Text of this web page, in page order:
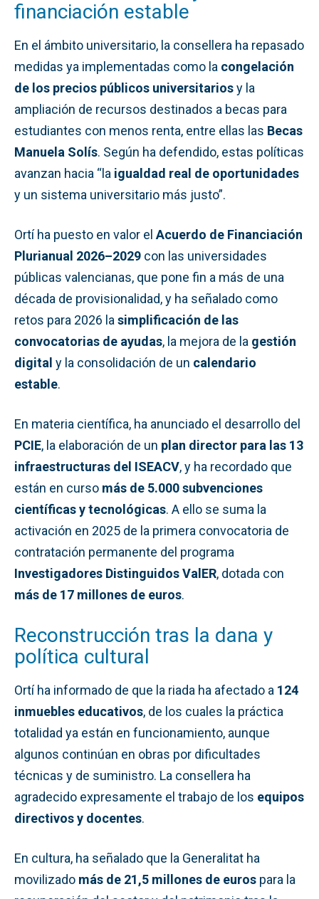
financiación estable
En el ámbito universitario, la consellera ha repasado
medidas ya implementadas como la congelación
de los precios públicos universitariosy la
ampliación de recursos destinados a becas para
estudiantes con menos renta, entre ellas las Becas
Manuela Solís. Según ha defendido, estas políticas
avanzan hacia “la igualdad real de oportunidades
y un sistema universitario más justo”.
Ortí ha puesto en valor el Acuerdo de Financiación
Plurianual 2026–2029 con las universidades
públicas valencianas, que pone fin a más de una
década de provisionalidad, y ha señalado como
retos para 2026 la simplificación de las
convocatorias de ayudas, la mejora de la gestión
digital y la consolidación de un calendario
estable.
En materia científica, ha anunciado el desarrollo del
PCIE, la elaboración de un plan director para las 13
infraestructuras del ISEACV, y ha recordado que
están en curso más de 5.000 subvenciones
científicas y tecnológicas. A ello se suma la
activación en 2025 de la primera convocatoria de
contratación permanente del programa
Investigadores Distinguidos ValER, dotada con
más de 17 millones de euros.
Reconstrucción tras la dana y
política cultural
Ortí ha informado de que la riada ha afectado a 124
inmuebles educativos, de los cuales la práctica
totalidad ya están en funcionamiento, aunque
algunos continúan en obras por dificultades
técnicas y de suministro. La consellera ha
agradecido expresamente el trabajo de los equipos
directivos y docentes.
En cultura, ha señalado que la Generalitat ha
movilizado más de 21,5 millones de euros para la